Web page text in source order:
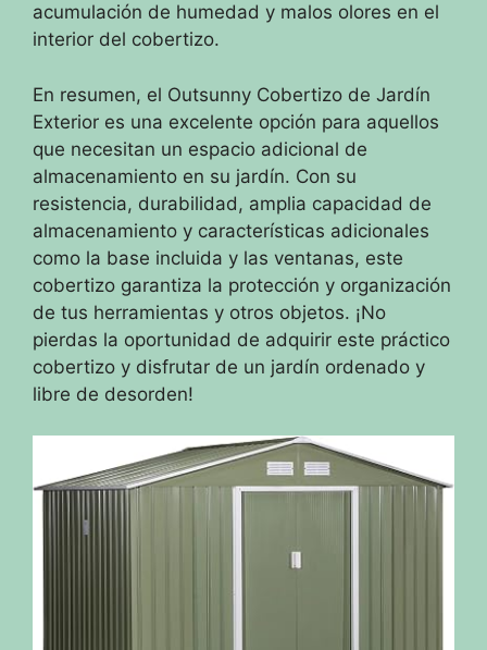
acumulación de humedad y malos olores en el
interior del cobertizo.
En resumen, el Outsunny Cobertizo de Jardín
Exterior es una excelente opción para aquellos
que necesitan un espacio adicional de
almacenamiento en su jardín. Con su
resistencia, durabilidad, amplia capacidad de
almacenamiento y características adicionales
como la base incluida y las ventanas, este
cobertizo garantiza la protección y organización
de tus herramientas y otros objetos. ¡No
pierdas la oportunidad de adquirir este práctico
cobertizo y disfrutar de un jardín ordenado y
libre de desorden!